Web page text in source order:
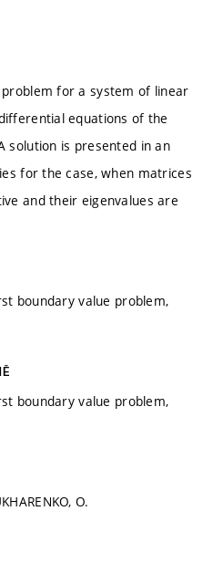
for a system of linear
equations of the
solution is presented in an
for the case, when matrices
and their eigenvalues are
boundary value problem,
boundary value problem,
O.